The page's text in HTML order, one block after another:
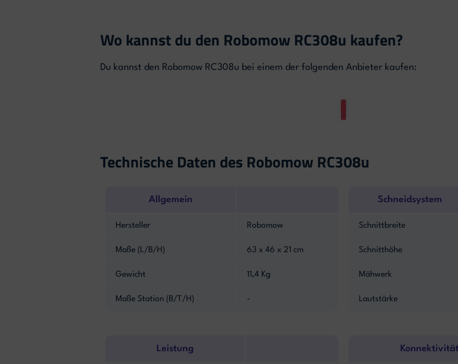
Wo kannst du den Robomow RC308u kaufen?
Du kannst den Robomow RC308u bei einem der folgenden Anbieter kaufen:
Technische Daten des Robomow RC308u
Allgemein
Hersteller Robomow
Maße (L/B/H) 63 x 46 x 21 cm
Gewicht 11,4 Kg
Maße Station (B/T/H) -
Leistung
Schneidsystem
Schnittbreite
Schnitthöhe
Mähwerk
Lautstärke